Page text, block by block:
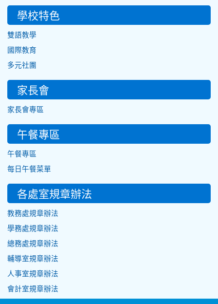
學校特色
雙語教學
國際教育
多元社團
家長會
家長會專區
午餐專區
午餐專區
每日午餐菜單
各處室規章辦法
教務處規章辦法
學務處規章辦法
總務處規章辦法
輔導室規章辦法
人事室規章辦法
會計室規章辦法